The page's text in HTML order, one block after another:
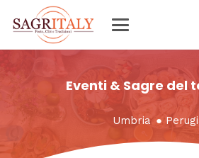
Eventi & Sagre del
Umbria ●